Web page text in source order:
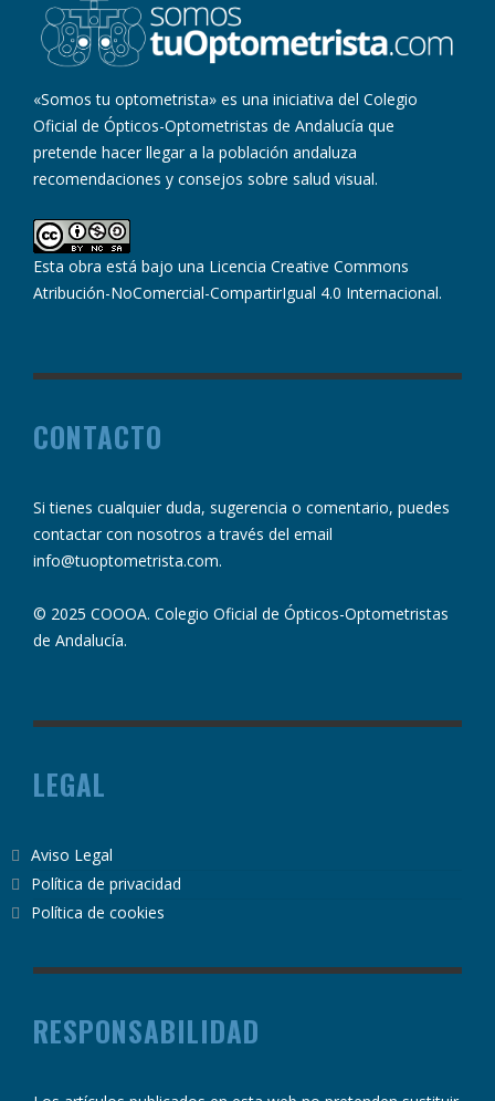
«Somos tu optometrista» es una iniciativa del Colegio
Oficial de Ópticos-Optometristas de Andalucía que
pretende hacer llegar a la población andaluza
recomendaciones y consejos sobre salud visual.
Esta obra está bajo una Licencia Creative Commons
Atribución-NoComercial-CompartirIgual 4.0 Internacional.
CONTACTO
Si tienes cualquier duda, sugerencia o comentario, puedes
contactar con nosotros a través del email
info@tuoptometrista.com.
© 2025 COOOA. Colegio Oficial de Ópticos-Optometristas
de Andalucía.
LEGAL
Aviso Legal
Política de privacidad
Política de cookies
RESPONSABILIDAD